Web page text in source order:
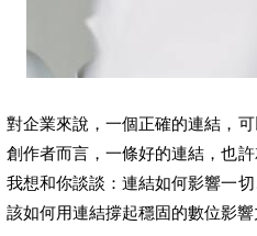
對企業來說，一個正確的連結，
創作者而言，一條好的連結，也
我想和你談談：連結如何影響一
該如何用連結撐起穩固的數位影響